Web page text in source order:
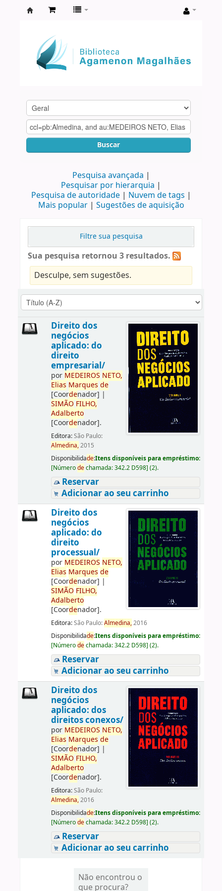
Agamenon
Magalhães
Buscar
Pesquisa avançada
Pesquisar por hierarquia
Pesquisa de autoridade
Nuvem de tags
Mais popular
Sugestões de aquisição
Filtre sua pesquisa
Sua pesquisa retornou 3 resultados.
Desculpe, sem sugestões.
Direito dos
negócios
aplicado: do
direito
empresarial/
por MEDEIROS NETO,
Elias Marques de
[Coordenador] |
SIMÃO FILHO,
Adalberto
[Coordenador].
Editora:São Paulo:
Almedina,2015
Disponibilidade:Itens disponíveis para empréstimo:
[Númerodechamada:342.2 D598] (2).
Reservar
Adicionar ao seu carrinho
Direito dos
negócios
aplicado: do
direito
processual/
por MEDEIROS NETO,
Elias Marques de
[Coordenador] |
SIMÃO FILHO,
Adalberto
[Coordenador].
Editora:São Paulo:Almedina,2016
Disponibilidade:Itens disponíveis para empréstimo:
[Númerodechamada:342.2 D598] (2).
Reservar
Adicionar ao seu carrinho
Direito dos
negócios
aplicado: dos
direitos conexos/
por MEDEIROS NETO,
Elias Marques de
[Coordenador] |
SIMÃO FILHO,
Adalberto
[Coordenador].
Editora:São Paulo:
Almedina,2016
Disponibilidade:Itens disponíveis para empréstimo:
[Númerodechamada:342.2 D598] (2).
Reservar
Adicionar ao seu carrinho
Não encontrou o
que procura?